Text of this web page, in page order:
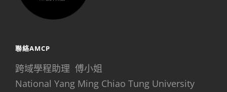
聯絡AMCP
跨域學程助理 傅小姐
National Yang Ming Chiao Tung University